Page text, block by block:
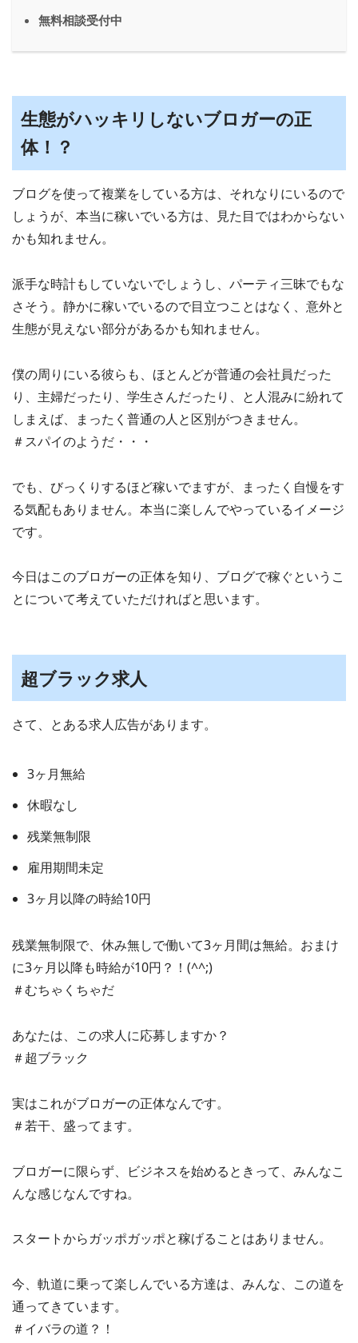
無料相談受付中
生態がハッキリしないブロガーの正
体！？
ブログを使って複業をしている方は、それなりにいるので
しょうが、本当に稼いでいる方は、見た目ではわからない
かも知れません。
派手な時計もしていないでしょうし、パーティ三昧でもな
さそう。静かに稼いでいるので目立つことはなく、意外と
生態が見えない部分があるかも知れません。
僕の周りにいる彼らも、ほとんどが普通の会社員だった
り、主婦だったり、学生さんだったり、と人混みに紛れて
しまえば、まったく普通の人と区別がつきません。
＃スパイのようだ・・・
でも、びっくりするほど稼いでますが、まったく自慢をす
る気配もありません。本当に楽しんでやっているイメージ
です。
今日はこのブロガーの正体を知り、ブログで稼ぐというこ
とについて考えていただければと思います。
超ブラック求人
さて、とある求人広告があります。
3ヶ月無給
休暇なし
残業無制限
雇用期間未定
3ヶ月以降の時給10円
残業無制限で、休み無しで働いて3ヶ月間は無給。おまけ
に3ヶ月以降も時給が10円？！(^^;)
＃むちゃくちゃだ
あなたは、この求人に応募しますか？
＃超ブラック
実はこれがブロガーの正体なんです。
＃若干、盛ってます。
ブロガーに限らず、ビジネスを始めるときって、みんなこ
んな感じなんですね。
スタートからガッポガッポと稼げることはありません。
今、軌道に乗って楽しんでいる方達は、みんな、この道を
通ってきています。
＃イバラの道？！